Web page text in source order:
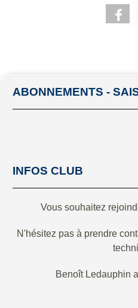
ABONNEMENTS -
INFOS CLUB
Vous souhaitez
N'hésitez pas à prendre
Benoît Ledauphin